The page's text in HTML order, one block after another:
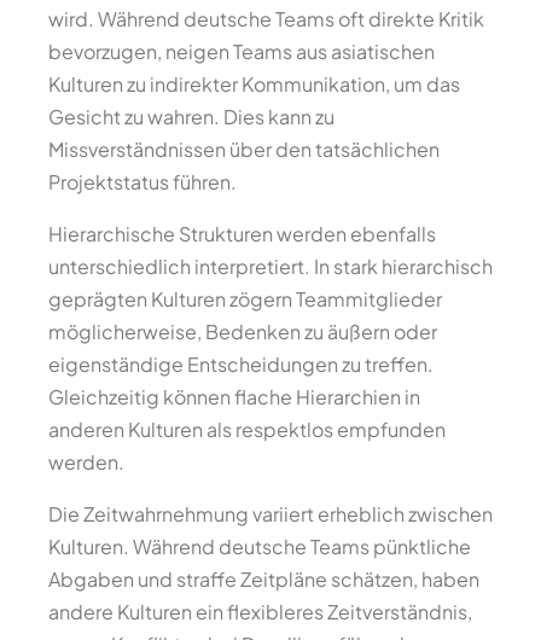
wird. Während deutsche Teams oft direkte Kritik
bevorzugen, neigen Teams aus asiatischen
Kulturen zu indirekter Kommunikation, um das
Gesicht zu wahren. Dies kann zu
Missverständnissen über den tatsächlichen
Projektstatus führen.
Hierarchische Strukturen werden ebenfalls
unterschiedlich interpretiert. In stark hierarchisch
geprägten Kulturen zögern Teammitglieder
möglicherweise, Bedenken zu äußern oder
eigenständige Entscheidungen zu treffen.
Gleichzeitig können flache Hierarchien in
anderen Kulturen als respektlos empfunden
werden.
Die Zeitwahrnehmung variiert erheblich zwischen
Kulturen. Während deutsche Teams pünktliche
Abgaben und straffe Zeitpläne schätzen, haben
andere Kulturen ein flexibleres Zeitverständnis,